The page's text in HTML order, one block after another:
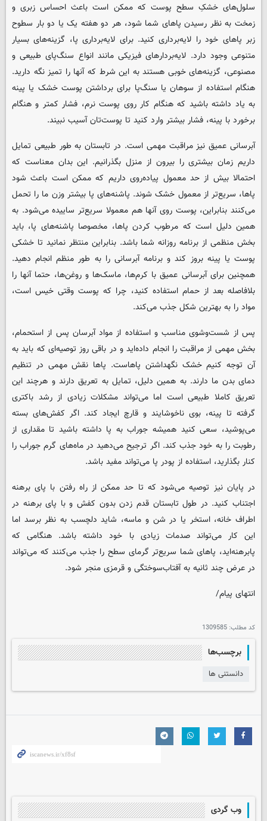
سلول‌های خشکِ سطح پوست که ممکن است باعث احساس زبری و
زمخت به نظر رسیدن پاهای شما شود، هر دو هفته یک یا دو بار سطوح
زبر پاهای خود را لایه‌برداری کنید. برای لایه‌برداری پا، گزینه‌های بسیار
متنوعی وجود دارد. لایه‌بردارهای فیزیکی مانند انواع سنگ‌پای طبیعی و
مصنوعی، گزینه‌های خوبی‌ هستند به این شرط که آنها را تمیز نگه دارید.
هنگام استفاده از سوهان یا سنگ‌پا برای برداشتن پوست خشک یا پینه
به یاد داشته باشید که هنگام کار روی پوست نرم، فشار کمتر و هنگام
برخورد با پینه، فشار بیشتر وارد کنید تا پوست‌تان آسیب نبیند.
آبرسانی عمیق نیز مراقبت مهمی است. در تابستان به طور طبیعی تمایل
داریم زمان بیشتری را بیرون از منزل بگذرانیم. این بدان معناست که
احتمالا بیش از حد معمول پیاده‌روی داریم که ممکن است باعث شود
پاها، سریع‌تر از معمول خشک شوند. پاشنه‌های پا بیشتر وزن ما را تحمل
می‌کنند بنابراین، پوست روی آنها هم معمولا سریع‌تر ساییده می‌شود. به
همین دلیل است که مرطوب کردن پاها، مخصوصا پاشنه‌های پا، باید
بخش منظمی از برنامه روزانه شما باشد. بنابراین منتظر نمانید تا خشکی
پوست یا پینه بروز کند و برنامه آبرسانی را به طور منظم انجام دهید.
همچنین برای آبرسانی عمیق با کرم‌ها، ماسک‌ها و روغن‌ها، حتما آنها را
بلافاصله بعد از حمام استفاده کنید، چرا که پوست وقتی خیس است،
مواد را به بهترین شکل جذب می‌کند.
پس از شست‌وشوی مناسب و استفاده از مواد آبرسان پس از استحمام،
بخش مهمی از مراقبت را انجام داده‌اید و در باقی روز توصیه‌ای که باید به
آن توجه کنیم خشک نگهداشتن پاهاست. پاها نقش مهمی در تنظیم
دمای بدن ما دارند. به همین دلیل، تمایل به تعریق دارند و هرچند این
تعریق کاملا طبیعی است اما می‌تواند مشکلات زیادی از رشد باکتری
گرفته تا پینه، بوی ناخوشایند و قارچ ایجاد کند. اگر کفش‌های بسته
می‌پوشید، سعی کنید همیشه جوراب به پا داشته باشید تا مقداری از
رطوبت را به خود جذب کند. اگر ترجیح می‌دهید در ماه‌های گرم جوراب را
کنار بگذارید، استفاده از پودر پا می‌تواند مفید باشد.
در پایان نیز توصیه می‌شود که تا حد ممکن از راه رفتن با پای برهنه
اجتناب کنید. در طول تابستان قدم زدن بدون کفش و با پای برهنه در
اطراف خانه، استخر یا در شن و ماسه، شاید دلچسب به نظر برسد اما
این کار می‌تواند صدمات زیادی با خود داشته باشد. هنگامی که
پابرهنه‌اید، پاهای شما سریع‌تر گرمای سطح را جذب می‌کنند که می‌تواند
در عرض چند ثانیه به آفتاب‌سوختگی و قرمزی منجر شود.
انتهای پیام/
کد مطلب: 1309585
برچسب‌ها
دانستنی ها
وب گردی